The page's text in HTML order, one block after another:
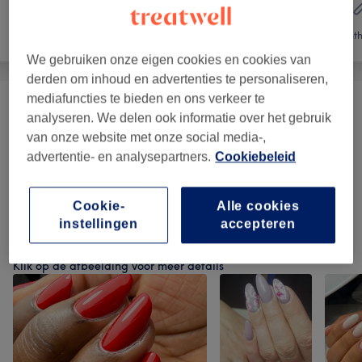
Beauté Des Mains (10) vanaf €2,50
Beauté Des Pieds (6) vanaf €2,50
Nails Bar Et Faux Ongles ( )
Ons werk
Klik op de afbeelding voor meer details
We gebruiken onze eigen cookies en cookies van
derden om inhoud en advertenties te personaliseren,
mediafuncties te bieden en ons verkeer te
analyseren. We delen ook informatie over het gebruik
van onze website met onze social media-,
advertentie- en analysepartners. Cookiebeleid
Alle cookies
accepteren
Cookie-
instellingen